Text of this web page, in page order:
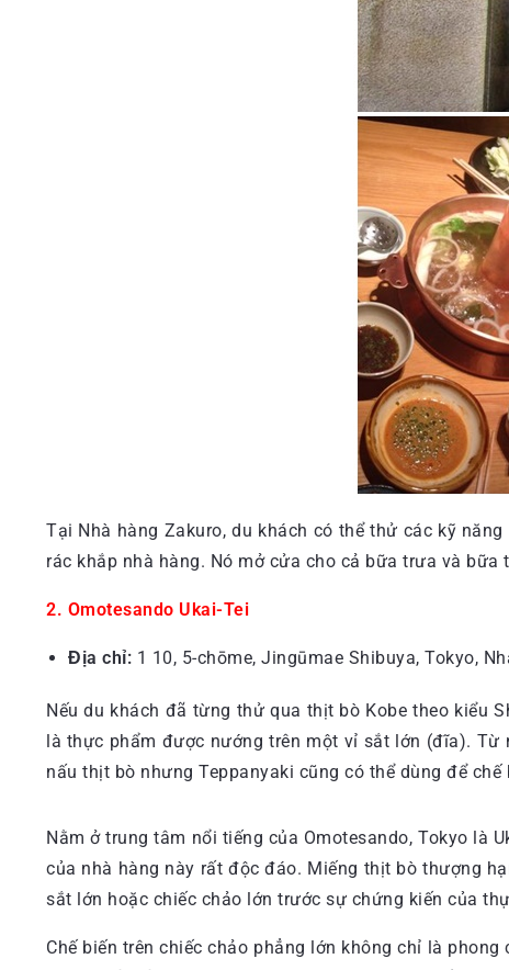
Tại Nhà hàng Zakuro, du khách có thể thử các kỹ
rác khắp nhà hàng. Nó mở cửa cho cả bữa trưa và
2. Omotesando Ukai-Tei
Địa chỉ: 1 10, 5-chōme, Jingūmae Shibuya, Tokyo,
Nếu du khách đã từng thử qua thịt bò Kobe theo kiểu
là thực phẩm được nướng trên một vỉ sắt lớn (đĩa). Từ
nấu thịt bò nhưng Teppanyaki cũng có thể dùng để
Nằm ở trung tâm nổi tiếng của Omotesando, Tokyo là
của nhà hàng này rất độc đáo. Miếng thịt bò thượng
sắt lớn hoặc chiếc chảo lớn trước sự chứng kiến của
Chế biến trên chiếc chảo phẳng lớn không chỉ là